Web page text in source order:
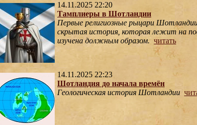
14.11.2025 22:20
Тамплиеры в Шотландии
Первые религиозные рыцари
скрытая история, которая лежит на
изучена должным образом. читать
14.11.2025 22:23
Шотландия до начала времён
Геологическая история Шотландии